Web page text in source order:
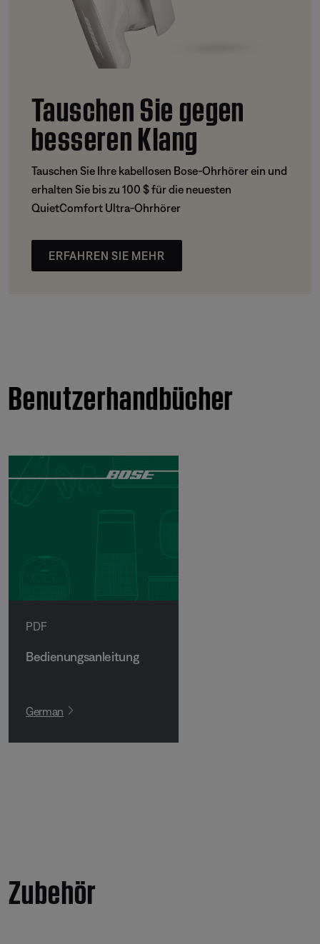
Tauschen Sie gegen
besseren Klang
Tauschen Sie Ihre kabellosen Bose-Ohrhörer ein und
erhalten Sie bis zu 100 $ für die neuesten
QuietComfort Ultra-Ohrhörer
ERFAHREN SIE MEHR
Benutzerhandbücher
PDF
Bedienungsanleitung
German
Zubehör